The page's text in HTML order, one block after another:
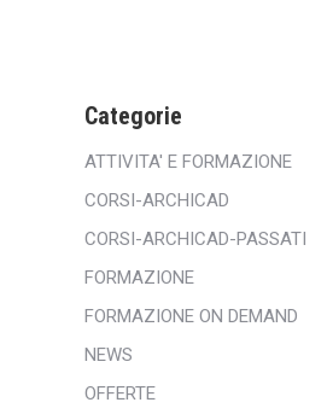
Categorie
ATTIVITA' E FORMAZIONE
CORSI-ARCHICAD
CORSI-ARCHICAD-PASSATI
FORMAZIONE
FORMAZIONE ON DEMAND
NEWS
OFFERTE